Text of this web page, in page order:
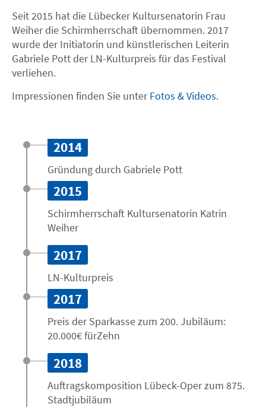
Seit 2015 hat die Lübecker Kultursenatorin Frau
Weiher die Schirmherrschaft übernommen. 2017
wurde der Initiatorin und künstlerischen Leiterin
Gabriele Pott der LN-Kulturpreis für das Festival
verliehen.
Impressionen finden Sie unterFotos & Videos.
2014
Gründung durch Gabriele Pott
2015
Schirm­herrschaft Kultur­senatorin Katrin
Weiher
2017
LN-Kulturpreis
2017
Preis der Sparkasse zum 200. Jubiläum:
20.000€ fürZehn
2018
Auftrags­komposition Lübeck-Oper zum 875.
Stadt­jubiläum